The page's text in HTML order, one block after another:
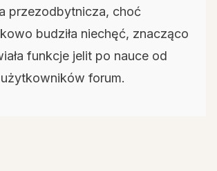
przezodbytnicza, choć
budziła niechęć, znacząco
funkcje jelit po nauce od
forum.